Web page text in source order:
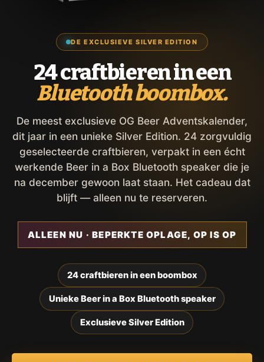
DE EXCLUSIEVE SILVER EDITION
24 craftbieren in een
Bluetooth boombox.
De meest exclusieve OG Beer Adventskalender,
dit jaar in een unieke Silver Edition. 24 zorgvuldig
geselecteerde craftbieren, verpakt in een écht
werkende Beer in a Box Bluetooth speaker die je
na december gewoon laat staan. Het cadeau dat
blijft — alleen nu te reserveren.
ALLEEN NU · BEPERKTE OPLAGE, OP IS OP
24 craftbieren in een boombox
Unieke Beer in a Box Bluetooth speaker
Exclusieve Silver Edition